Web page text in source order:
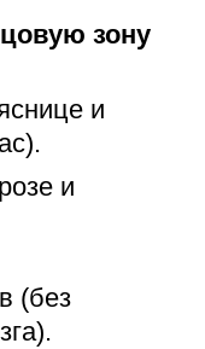
зону
и
и
(без